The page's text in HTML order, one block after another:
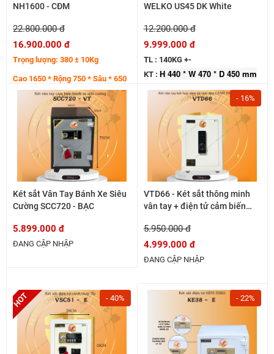
NH1600 - CĐM
22.800.000 đ
16.900.000 đ
Trọng lượng: 380 ± 10Kg
Cao 1650 * Rộng 750 * Sâu * 650
mm
WELKO US45 DK White
12.200.000 đ
9.999.000 đ
TL : 140KG +-
KT : H 440 * W 470 * D 450 mm
Két sắt Vân Tay Bánh Xe Siêu
Cường SCC720 - BẠC
5.899.000 đ
ĐANG CẬP NHẬP
- 16%
VTD66 - Két sắt thông minh
vân tay + điện tử cảm biến
5.950.000 đ
4.999.000 đ
ĐANG CẬP NHẬP
- 40% - 22%